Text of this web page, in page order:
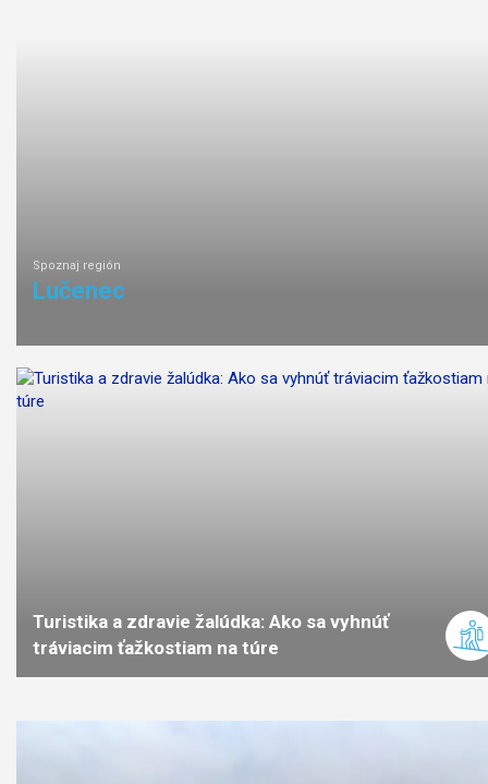
Spoznaj región
Lučenec
Turistika a zdravie žalúdka: Ako sa vyhnúť
tráviacim ťažkostiam na túre